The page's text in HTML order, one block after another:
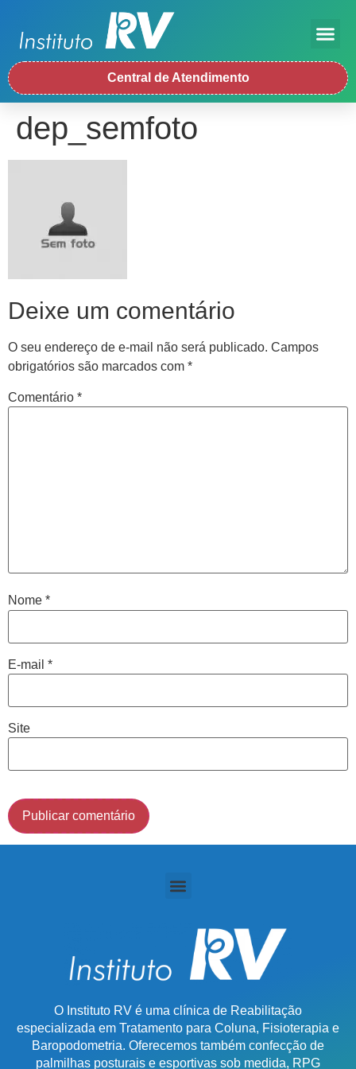
Central de Atendimento
dep_semfoto
Deixe um comentário
O seu endereço de e-mail não será publicado. Campos
obrigatórios são marcados com *
Comentário *
Nome *
E-mail *
Site
O Instituto RV é uma clínica de Reabilitação
especializada em Tratamento para Coluna, Fisioterapia e
Baropodometria. Oferecemos também confecção de
palmilhas posturais e esportivas sob medida, RPG
atendimento
Antes de iniciar o seu tratamento, iremos fazer uma
indicarão qual o melhor caminho a ser seguido.
Demais Localidades:
0800 494 8888